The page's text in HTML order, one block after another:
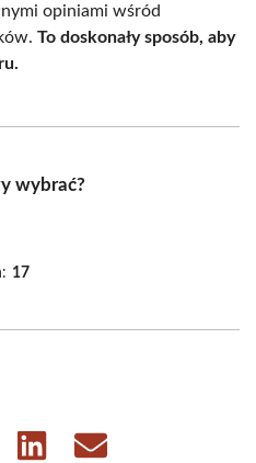
opiniami wśród
To doskonały sposób, aby
wybrać?
17
Share
Share